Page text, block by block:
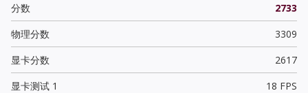
分数
2733
物理分数
3309
显卡分数
2617
显卡测试 1
18 FPS